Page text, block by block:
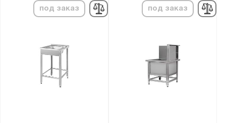
под заказ под заказ